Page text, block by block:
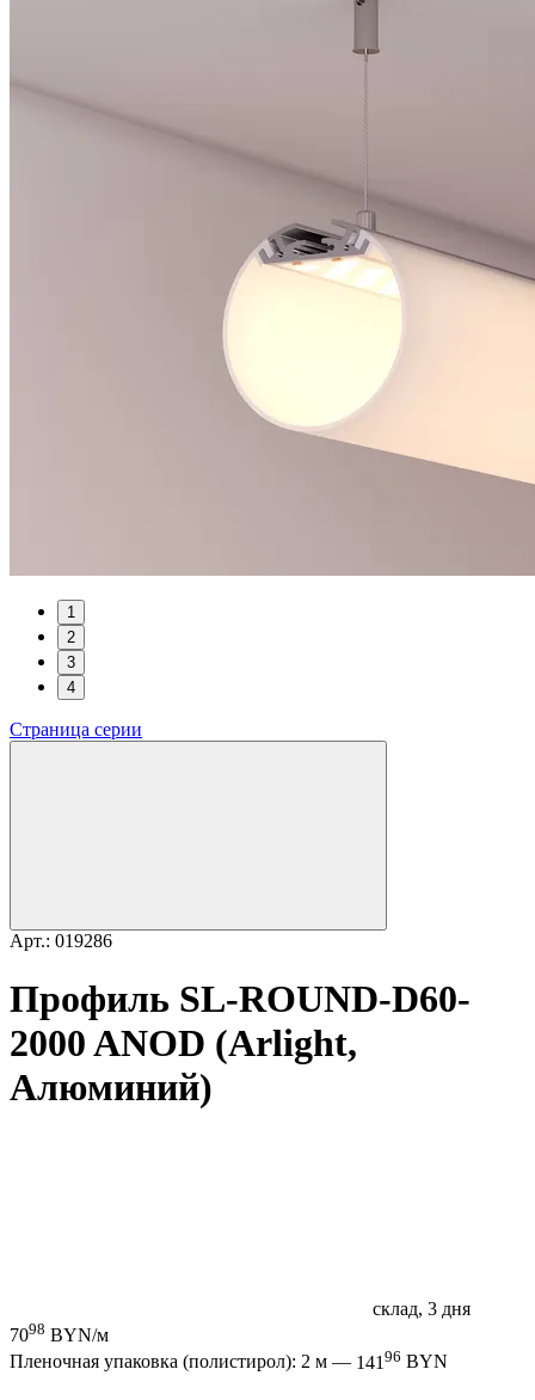
1
2
3
4
Страница серии
Арт.: 019286
Профиль SL-ROUND-D60-
2000 ANOD (Arlight,
Алюминий)
склад, 3 дня
7098 BYN/м
Пленочная упаковка (полистирол): 2 м — 141 96 BYN